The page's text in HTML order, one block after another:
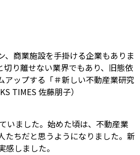
、商業施設を手掛ける企業もありま
り離せない業界でもあり、旧態依
ップする「＃新しい不動産業研究
TIMES 佐藤朋子）
いました。始めた頃は、不動産業
たちだと思うようになりました。新
しました。